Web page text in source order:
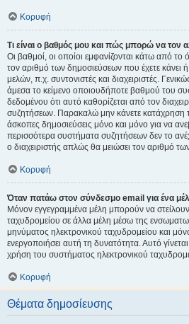
Κορυφή
Τι είναι ο βαθμός μου και πώς μπορώ να τον
Οι βαθμοί, οι οποίοι εμφανίζονται κάτω από
τον αριθμό των δημοσιεύσεων που έχετε κάνει
μελών, π.χ. συντονιστές και διαχειριστές.
άμεσα το κείμενο οποιουδήποτε βαθμού του
δεδομένου ότι αυτό καθορίζεται από τον
συζητήσεων. Παρακαλώ μην κάνετε κατάχρηση
άσκοπες δημοσιεύσεις μόνο και μόνο για να
περισσότερα συστήματα συζητήσεων δεν το
ο διαχειριστής απλώς θα μειώσει τον αριθμό
Κορυφή
Όταν πατάω στον σύνδεσμο email για ένα
Μόνον εγγεγραμμένα μέλη μπορούν να
ταχυδρομείου σε άλλα μέλη μέσω της
μηνύματος ηλεκτρονικού ταχυδρομείου και μόνο
ενεργοποιήσει αυτή τη δυνατότητα. Αυτό
χρήση του συστήματος ηλεκτρονικού
Κορυφή
Θέματα δημοσίευσης